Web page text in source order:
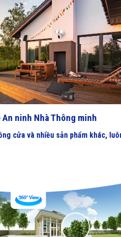
ninh Nhà Thông minh
cửa và nhiều sản phẩm khác,